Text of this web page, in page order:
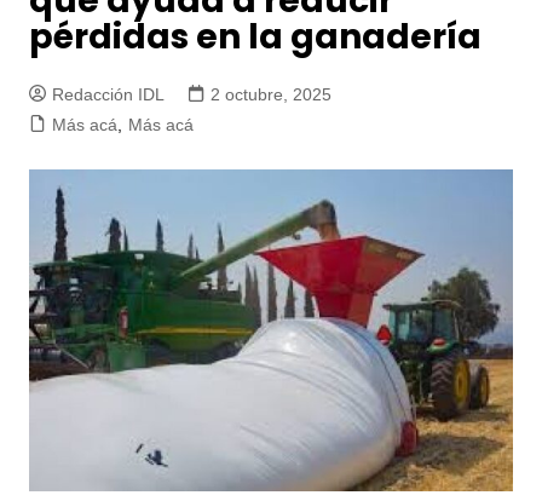
pérdidas en la ganadería
Redacción IDL
2 octubre, 2025
Más acá, Más acá